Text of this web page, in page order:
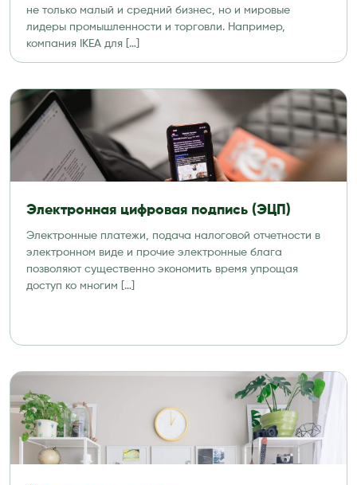
не только малый и средний бизнес, но и мировые
лидеры промышленности и торговли. Например,
компания IKEA для […]
Электронная цифровая подпись (ЭЦП)
Электронные платежи, подача налоговой отчетности в
электронном виде и прочие электронные блага
позволяют существенно экономить время упрощая
доступ ко многим […]